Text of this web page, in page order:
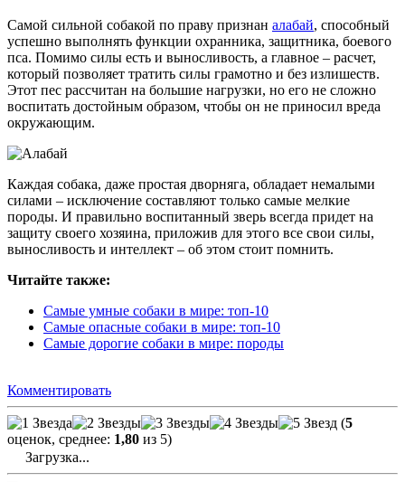
Самой сильной собакой по праву признан алабай, способный
успешно выполнять функции охранника, защитника, боевого
пса. Помимо силы есть и выносливость, а главное – расчет,
который позволяет тратить силы грамотно и без излишеств.
Этот пес рассчитан на большие нагрузки, но его не сложно
воспитать достойным образом, чтобы он не приносил вреда
окружающим.
Каждая собака, даже простая дворняга, обладает немалыми
силами – исключение составляют только самые мелкие
породы. И правильно воспитанный зверь всегда придет на
защиту своего хозяина, приложив для этого все свои силы,
выносливость и интеллект – об этом стоит помнить.
Читайте также:
Самые умные собаки в мире: топ-10
Самые опасные собаки в мире: топ-10
Самые дорогие собаки в мире: породы
Комментировать
(5
оценок, среднее: 1,80 из 5)
Загрузка...